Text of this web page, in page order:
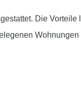
Die